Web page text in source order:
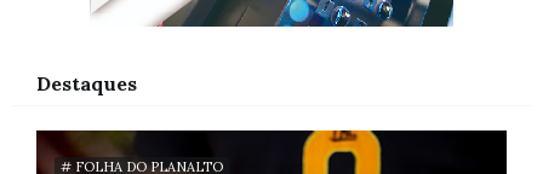
Destaques
# FOLHA DO PLANALTO